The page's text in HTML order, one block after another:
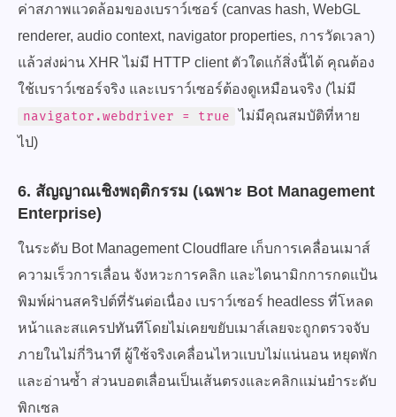
ค่าสภาพแวดล้อมของเบราว์เซอร์ (canvas hash, WebGL
renderer, audio context, navigator properties, การวัดเวลา)
แล้วส่งผ่าน XHR ไม่มี HTTP client ตัวใดแก้สิ่งนี้ได้ คุณต้อง
ใช้เบราว์เซอร์จริง และเบราว์เซอร์ต้องดูเหมือนจริง (ไม่มี
navigator.webdriver = true ไม่มีคุณสมบัติที่หาย
ไป)
6. สัญญาณเชิงพฤติกรรม (เฉพาะ Bot Management
Enterprise)
ในระดับ Bot Management Cloudflare เก็บการเคลื่อนเมาส์
ความเร็วการเลื่อน จังหวะการคลิก และไดนามิกการกดแป้น
พิมพ์ผ่านสคริปต์ที่รันต่อเนื่อง เบราว์เซอร์ headless ที่โหลด
หน้าและสแครปทันทีโดยไม่เคยขยับเมาส์เลยจะถูกตรวจจับ
ภายในไม่กี่วินาที ผู้ใช้จริงเคลื่อนไหวแบบไม่แน่นอน หยุดพัก
และอ่านซ้ำ ส่วนบอตเลื่อนเป็นเส้นตรงและคลิกแม่นยำระดับ
พิกเซล